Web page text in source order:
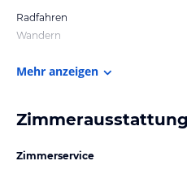
Radfahren
Wandern
Mehr anzeigen
Zimmerausstattung
Zimmerservice